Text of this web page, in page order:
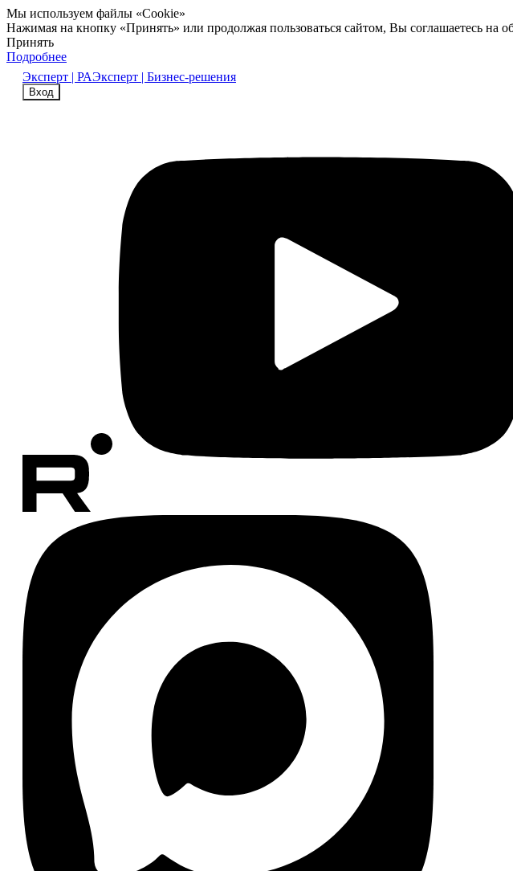
Мы используем файлы «Cookie»
Нажимая на кнопку «Принять» или продолжая пользоваться сайтом, Вы соглашаетесь
Принять
Подробнее
Эксперт | РАЭксперт | Бизнес-решения
Вход